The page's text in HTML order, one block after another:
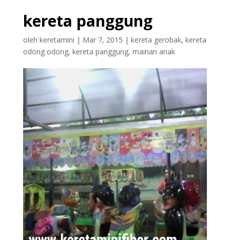
kereta panggung
oleh keretamini | Mar 7, 2015 | kereta gerobak, kereta
odong odong, kereta panggung, mainan anak